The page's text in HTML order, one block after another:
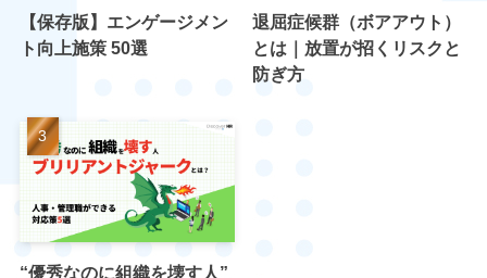
【保存版】エンゲージメン
ト向上施策 50選
退屈症候群（ボアアウト）
とは｜放置が招くリスクと
防ぎ方
“優秀なのに組織を壊す人”